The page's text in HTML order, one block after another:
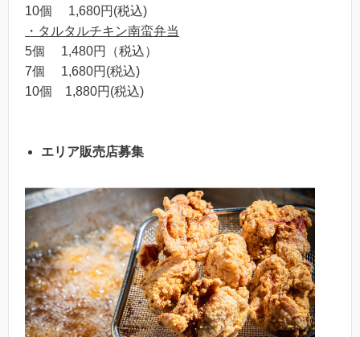
10個 1,680円(税込)
・タルタルチキン南蛮弁当
5個 1,480円（税込）
7個 1,680円(税込)
10個 1,880円(税込)
エリア販売店募集